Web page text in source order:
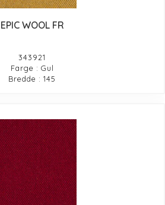
EPIC WOOL FR
343921
Farge : Gul
Bredde : 145